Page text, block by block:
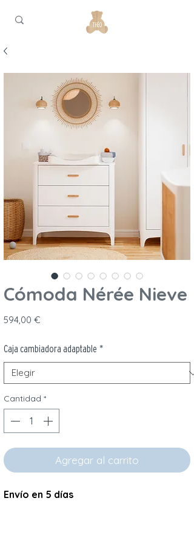
Cómoda Nérée Nieve
594,00 €
Caja cambiadora adaptable *
Cantidad *
Agregar al carrito
Envío en 5 días